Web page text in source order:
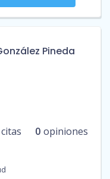
Pineda
citas 0 opiniones